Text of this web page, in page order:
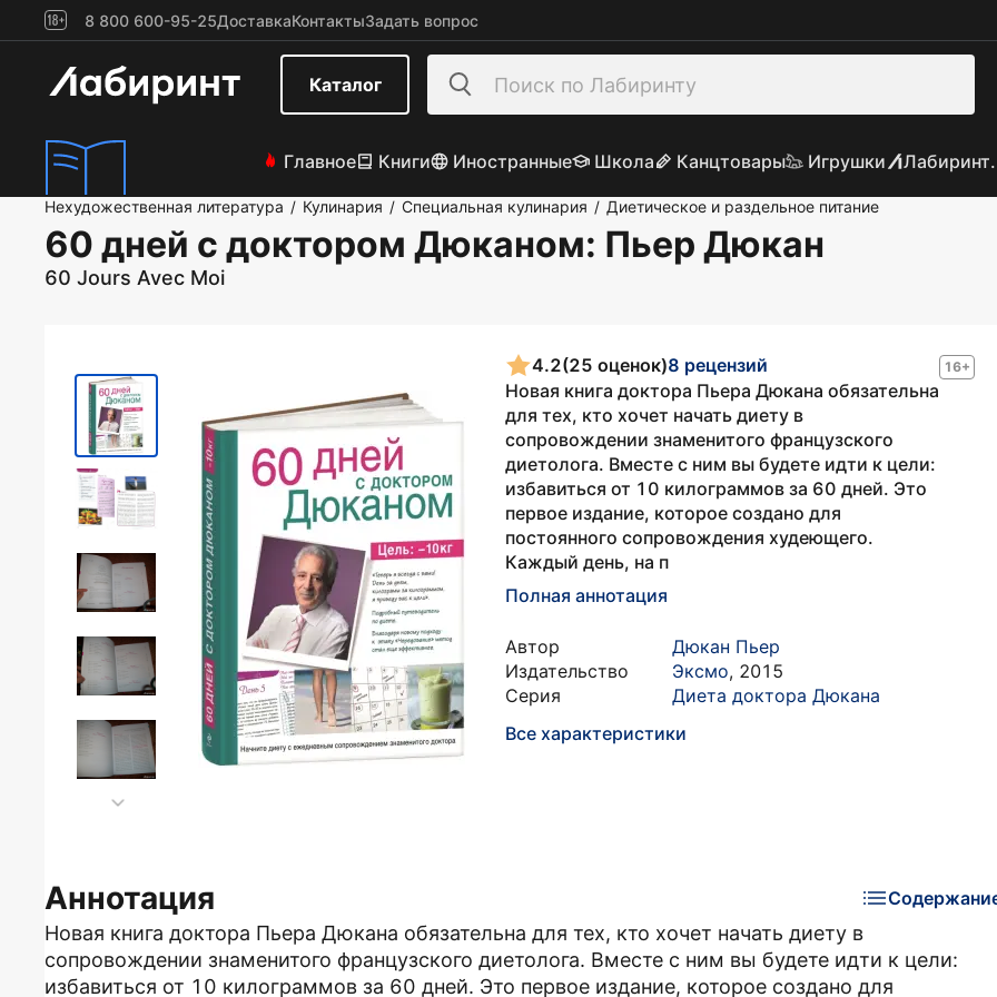
8 800 600-95-25ДоставкаКонтактыЗадать вопрос
Каталог
Главное Книги Иностранные Школа Канцтовары Игрушки
Нехудожественная литература / Кулинария / Специальная кулинария / Диетическое и раздельное питание
60 дней с доктором Дюканом: Пьер Дюкан
60 Jours Avec Moi
16+
4.2(25 оценок)8 рецензий
Новая книга доктора Пьера Дюкана обязательна
для тех, кто хочет начать диету в
сопровождении знаменитого французского
диетолога. Вместе с ним вы будете идти к цели:
избавиться от 10 килограммов за 60 дней. Это
первое издание, которое создано для
постоянного сопровождения худеющего.
Каждый день, на п
Полная аннотация
Автор
Дюкан Пьер
Издательство
Эксмо, 2015
Серия
Диета доктора Дюкана
Все характеристики
Аннотация
Новая книга доктора Пьера Дюкана обязательна для тех, кто хочет начать диету в
сопровождении знаменитого французского диетолога. Вместе с ним вы будете идти к цели:
избавиться от 10 килограммов за 60 дней. Это первое издание, которое создано для